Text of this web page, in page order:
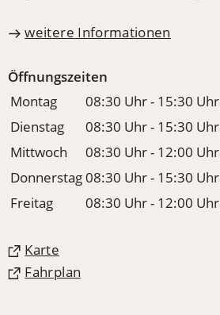
weitere Informationen
Öffnungszeiten
Montag
08:30 Uhr - 15:30 Uhr
Dienstag
08:30 Uhr - 15:30 Uhr
Mittwoch
08:30 Uhr - 12:00 Uhr
Donnerstag08:30 Uhr - 15:30 Uhr
Freitag
08:30 Uhr - 12:00 Uhr
Karte
(Öffnet
in Fahrplan
(Öffnet